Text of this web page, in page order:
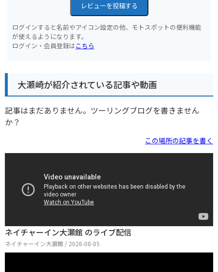
レビューを投稿する
ログインすると名前やアイコン設定の他、モトスポットの便利機能
が使えるようになります。
ログイン・会員登録はこちら
大瀬崎が紹介されている記事や動画
記事はまだありません。ツーリングブログを書きません
か？
この場所の記事を書く
ネイチャーイン大瀬館 のライブ配信
ネイチャーイン大瀬館 / 2026-08-05